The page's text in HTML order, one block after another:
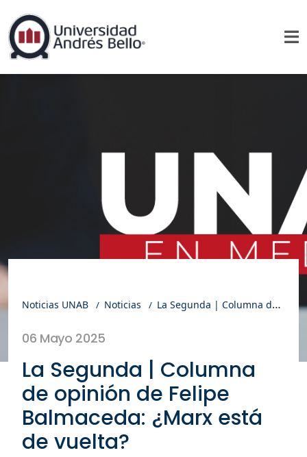
Noticias UNAB Noticias La Segunda | Columna de opinión de Felipe Balmaceda: ¿Marx está de vuelta?
06 Mayo 2025
La Segunda | Columna
de opinión de Felipe
Balmaceda: ¿Marx está
de vuelta?